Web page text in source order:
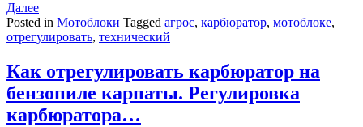
Далее
Posted in Мотоблоки Tagged агрос, карбюратор, мотоблоке,
отрегулировать, технический
Как отрегулировать карбюратор на
бензопиле карпаты. Регулировка
карбюратора…